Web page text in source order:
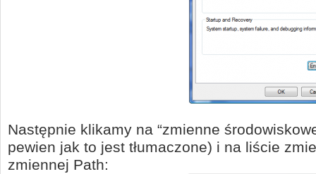
Następnie klikamy na “zmienne
pewien jak to jest tłumaczone) i na liście
zmiennej Path: